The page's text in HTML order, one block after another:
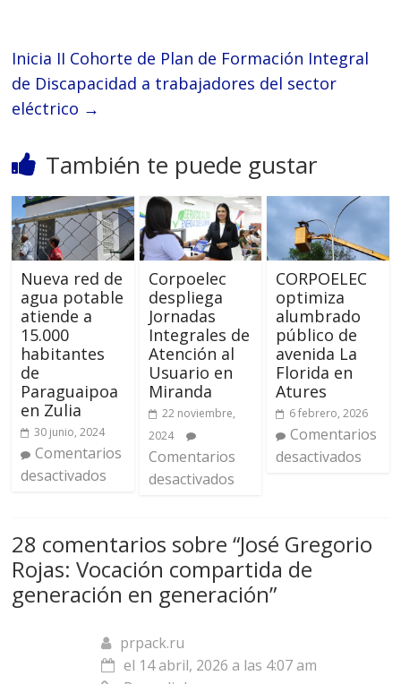
Inicia II Cohorte de Plan de Formación Integral
de Discapacidad a trabajadores del sector
eléctrico →
También te puede gustar
Nueva red de
agua potable
atiende a
15.000
habitantes
de
Paraguaipoa
en Zulia
30 junio, 2024
Comentarios
desactivados
Corpoelec
despliega
Jornadas
Integrales de
Atención al
Usuario en
Miranda
22 noviembre,
2024
Comentarios
desactivados
CORPOELEC
optimiza
alumbrado
público de
avenida La
Florida en
Atures
6 febrero, 2026
Comentarios
desactivados
28 comentarios sobre “José Gregorio
Rojas: Vocación compartida de
generación en generación”
prpack.ru
el 14 abril, 2026 a las 4:07 am